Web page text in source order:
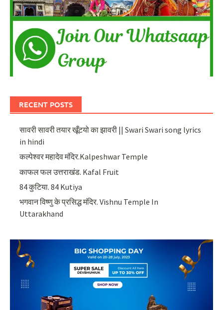
RECENT POSTS
सावरी सावरी तयार खूँटयो का झावरी || Swari Swari song lyrics
in hindi
कल्पेश्वर महादेव मंदिर.Kalpeshwar Temple
काफल फल उत्तराखंड. Kafal Fruit
84 कुटिया. 84 Kutiya
भगवान विष्णु के प्रसिद्ध मंदिर. Vishnu Temple In
Uttarakhand